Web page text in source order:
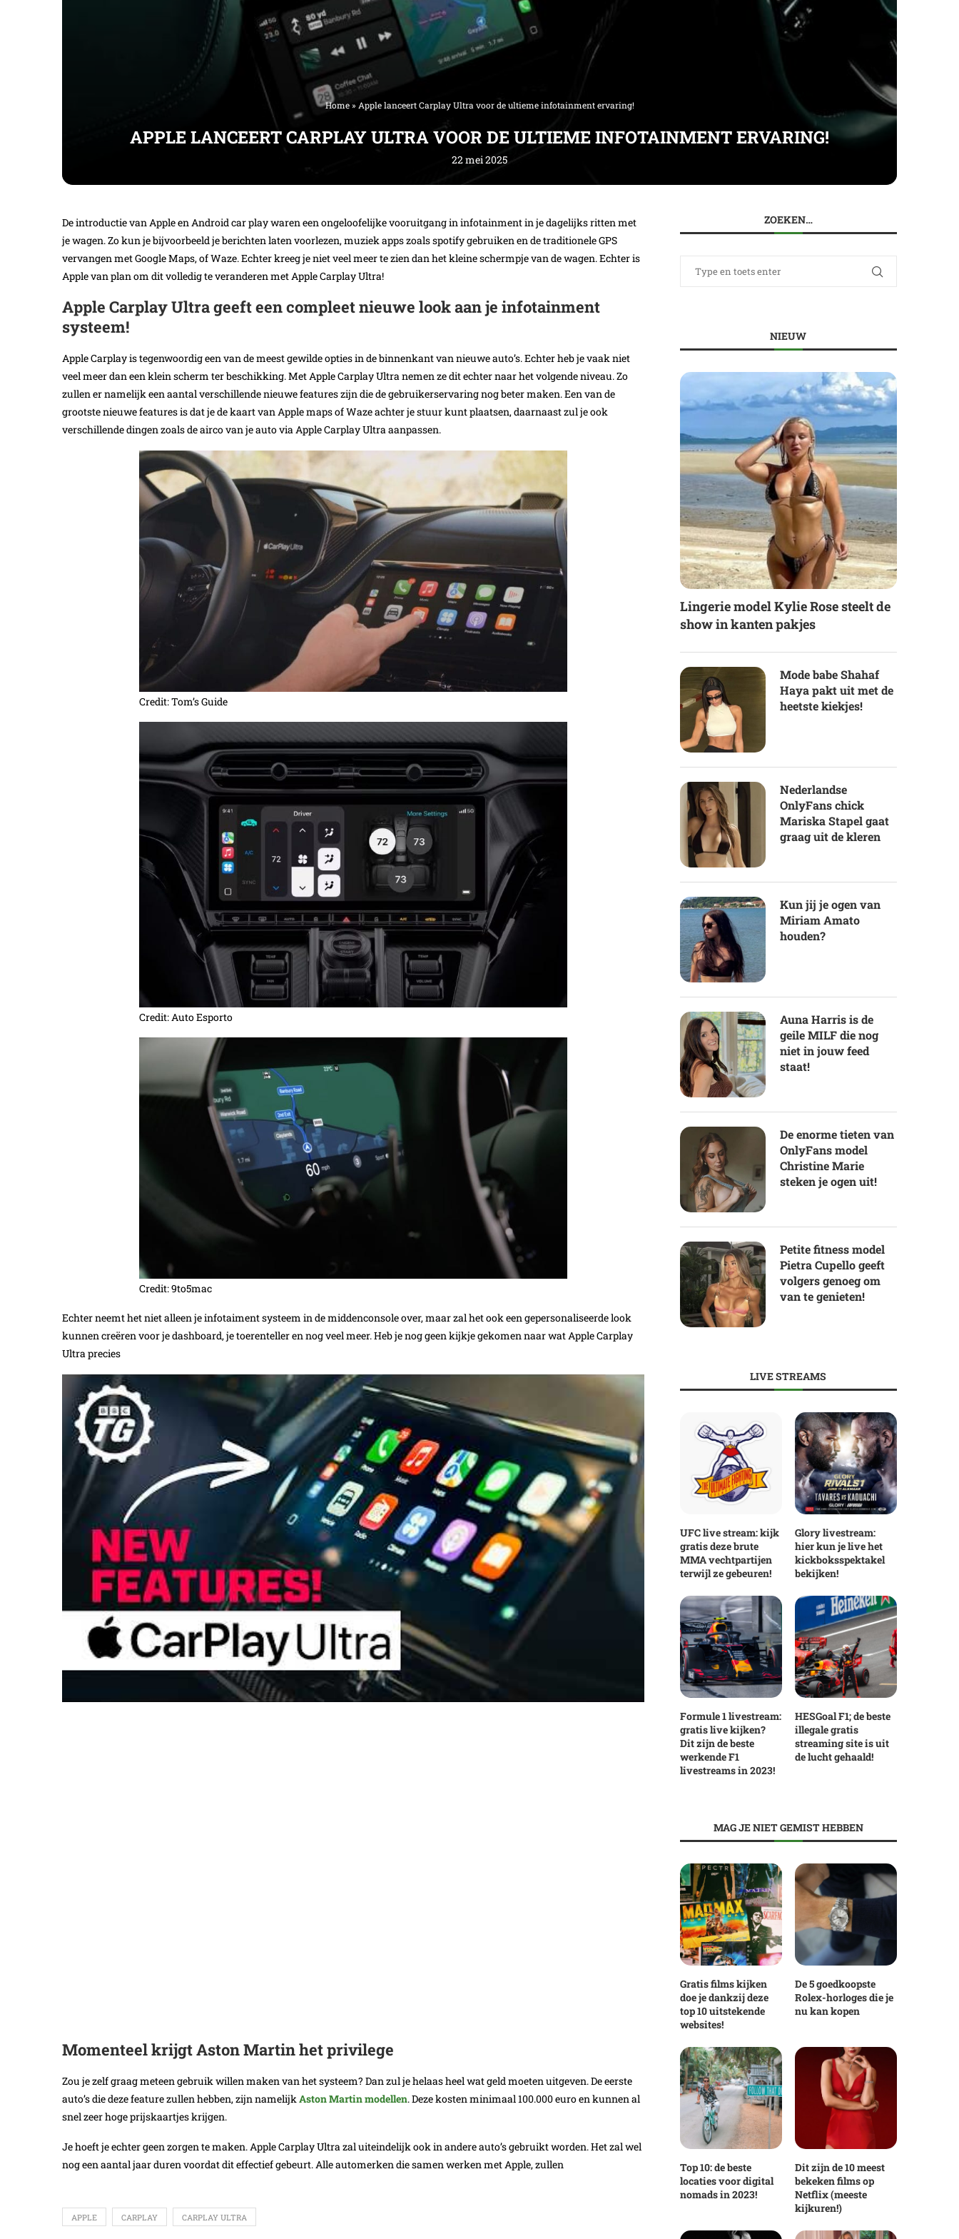
Home» Apple lanceert Carplay Ultra voor de ultieme infotainment ervaring!
APPLE LANCEERT CARPLAY ULTRA VOOR DE ULTIEME INFOTAINMENT ERVARING!
22 mei 2025
De introductie van Apple en Android car play waren een ongeloofelijke vooruitgang in infotainment in je dagelijks ritten met
je wagen. Zo kun je bijvoorbeeld je berichten laten voorlezen, muziek apps zoals spotify gebruiken en de traditionele GPS
vervangen met Google Maps, of Waze. Echter kreeg je niet veel meer te zien dan het kleine schermpje van de wagen. Echter is
Apple van plan om dit volledig te veranderen met Apple Carplay Ultra!
Apple Carplay Ultra geeft een compleet nieuwe look aan je infotainment
systeem!
Apple Carplay is tegenwoordig een van de meest gewilde opties in de binnenkant van nieuwe auto’s. Echter heb je vaak niet
veel meer dan een klein scherm ter beschikking. Met Apple Carplay Ultra nemen ze dit echter naar het volgende niveau. Zo
zullen er namelijk een aantal verschillende nieuwe features zijn die de gebruikerservaring nog beter maken. Een van de
grootste nieuwe features is dat je de kaart van Apple maps of Waze achter je stuur kunt plaatsen, daarnaast zul je ook
verschillende dingen zoals de airco van je auto via Apple Carplay Ultra aanpassen.
Credit: Tom’s Guide
Credit: Auto Esporto
Credit: 9to5mac
Echter neemt het niet alleen je infotaiment systeem in de middenconsole over, maar zal het ook een gepersonaliseerde look
kunnen creëren voor je dashboard, je toerenteller en nog veel meer. Heb je nog geen kijkje gekomen naar wat Apple Carplay
Ultra precies
Momenteel krijgt Aston Martin het privilege
Zou je zelf graag meteen gebruik willen maken van het systeem? Dan zul je helaas heel wat geld moeten uitgeven. De eerste
auto’s die deze feature zullen hebben, zijn namelijk Aston Martin modellen. Deze kosten minimaal 100.000 euro en kunnen al
snel zeer hoge prijskaartjes krijgen.
Je hoeft je echter geen zorgen te maken. Apple Carplay Ultra zal uiteindelijk ook in andere auto’s gebruikt worden. Het zal wel
nog een aantal jaar duren voordat dit effectief gebeurt. Alle automerken die samen werken met Apple, zullen
APPLE CARPLAY CARPLAY ULTRA
ZOEKEN…
NIEUW
Lingerie model Kylie Rose steelt de
show in kanten pakjes
Mode babe Shahaf
Haya pakt uit met de
heetste kiekjes!
Nederlandse
OnlyFans chick
Mariska Stapel gaat
graag uit de kleren
Kun jij je ogen van
Miriam Amato
houden?
Auna Harris is de
geile MILF die nog
niet in jouw feed
staat!
De enorme tieten van
OnlyFans model
Christine Marie
steken je ogen uit!
Petite fitness model
Pietra Cupello geeft
volgers genoeg om
van te genieten!
LIVE STREAMS
UFC live stream: kijk
gratis deze brute
MMA vechtpartijen
terwijl ze gebeuren!
Glory livestream:
hier kun je live het
kickboksspektakel
bekijken!
Formule 1 livestream:
gratis live kijken?
Dit zijn de beste
werkende F1
livestreams in 2023!
HESGoal F1; de beste
illegale gratis
streaming site is uit
de lucht gehaald!
MAG JE NIET GEMIST HEBBEN
Gratis films kijken
doe je dankzij deze
top 10 uitstekende
websites!
De 5 goedkoopste
Rolex-horloges die je
nu kan kopen
Top 10: de beste
locaties voor digital
nomads in 2023!
Dit zijn de 10 meest
bekeken films op
Netflix (meeste
kijkuren!)